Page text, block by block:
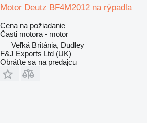
Motor Deutz BF4M2012 na rýpadla
Cena na požiadanie
Časti motora - motor
Veľká Británia, Dudley
F&J Exports Ltd (UK)
Obráťte sa na predajcu